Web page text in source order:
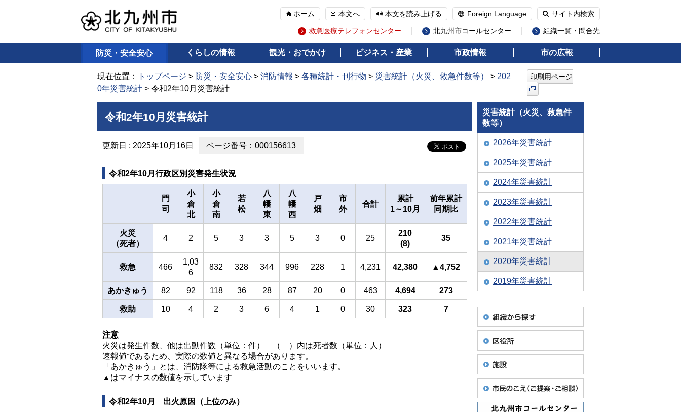
ホーム 本文へ 本文を読み上げる Foreign Language サイト内検索
救急医療テレフォンセンター 北九州市コールセンター 組織一覧・問合先
防災・安全安心 くらしの情報 観光・おでかけ ビジネス・産業 市政情報 市の広報
現在位置： トップページ > 防災・安全安心 > 消防情報 > 各種統計・刊行物 > 災害統計（火災、救急件数等） > 202
0年災害統計 > 令和2年10月災害統計
印刷用ページ
令和2年10月災害統計
更新日 : 2025年10月16日 ページ番号：000156613
令和2年10月行政区別災害発生状況
門
司
小
倉
北
小
倉
南
若
松
八
幡
東
八
幡
西
戸
畑
市
外
合計
累計
1～10月
前年累計
同期比
火災
（死者）
4 2 5 3 3 5 3 0 25
210
(8)
35
救急 466
1,03
6
832 328 344 996 228 1 4,231 42,380 ▲4,752
あかきゅう 82 92 118 36 28 87 20 0 463 4,694 273
救助 10 4 2 3 6 4 1 0 30 323 7
注意
火災は発生件数、他は出動件数（単位：件） （ ）内は死者数（単位：人）
速報値であるため、実際の数値と異なる場合があります。
「あかきゅう」とは、消防隊等による救急活動のことをいいます。
▲はマイナスの数値を示しています
令和2年10月 出火原因（上位のみ）
災害統計（火災、救急件
数等）
2026年災害統計
2025年災害統計
2024年災害統計
2023年災害統計
2022年災害統計
2021年災害統計
2020年災害統計
2019年災害統計